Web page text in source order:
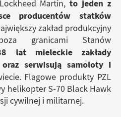
Martin, to jeden z
producentów statków
zakład produkcyjny
granicami Stanów
lat mieleckie zakłady
serwisują samoloty i
Flagowe produkty PZL
helikopter S-70 Black Hawk
cywilnej i militarnej.